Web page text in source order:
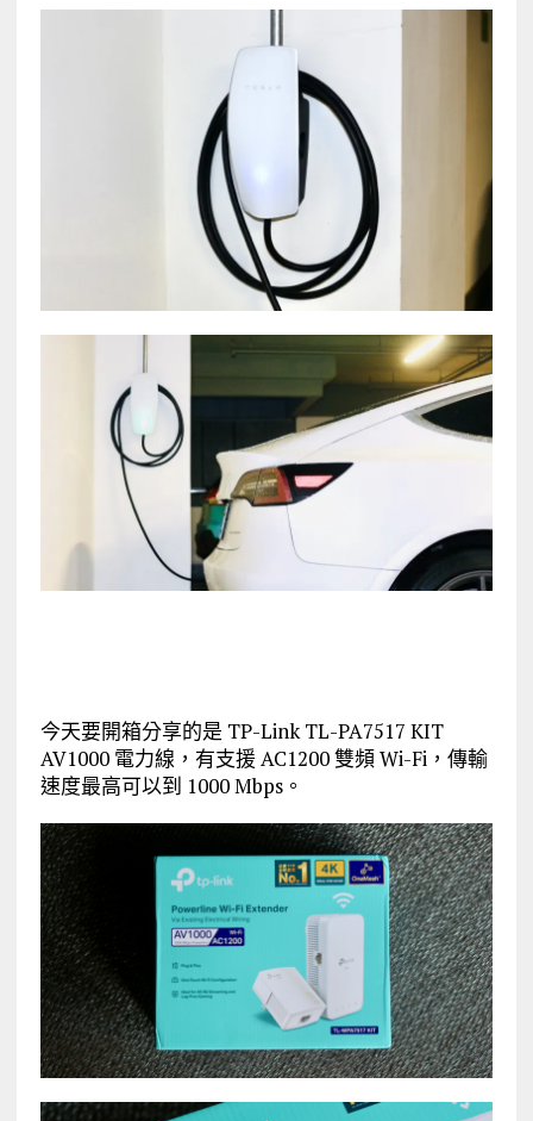
今天要開箱分享的是 TP-Link TL-PA7517 KIT
AV1000 電力線，有支援 AC1200 雙頻 Wi-Fi，傳輸
速度最高可以到 1000 Mbps。